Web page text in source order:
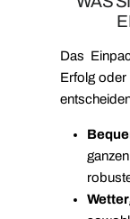
Das
Erfolg oder